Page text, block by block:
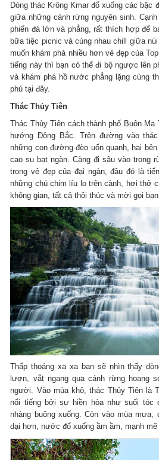
Dòng thác Krông Kmar đổ xuống các bậc
giữa những cánh rừng nguyên sinh.
phiến đá lớn và phẳng, rất thích hợp để
bữa tiệc picnic và cùng nhau chill giữa
muốn khám phá nhiều hơn vẻ đẹp của
tiếng này thì bạn có thể đi bộ ngược lên
và khám phá hồ nước phẳng lặng cùng
phú tại đây.
Thác Thủy Tiên
Thác Thủy Tiên cách thành phố Buôn
hướng Đông Bắc. Trên đường vào
những con đường đèo uốn quanh, hai
cao su bạt ngàn. Càng đi sâu vào trong
trong vẻ đẹp của đại ngàn, đâu đó là
những chú chim líu lo trên cành, hơi thở
không gian, tất cả thôi thúc và mời gọi
Thấp thoáng xa xa bạn sẽ nhìn thấy
lượn, vắt ngang qua cánh rừng hoang
người. Vào mùa khô, thác Thủy Tiên là
nổi tiếng bởi sự hiền hòa như suối tóc
nhàng buông xuống. Còn vào mùa
dại hơn, nước đổ xuống ầm ầm, mạnh mẽ